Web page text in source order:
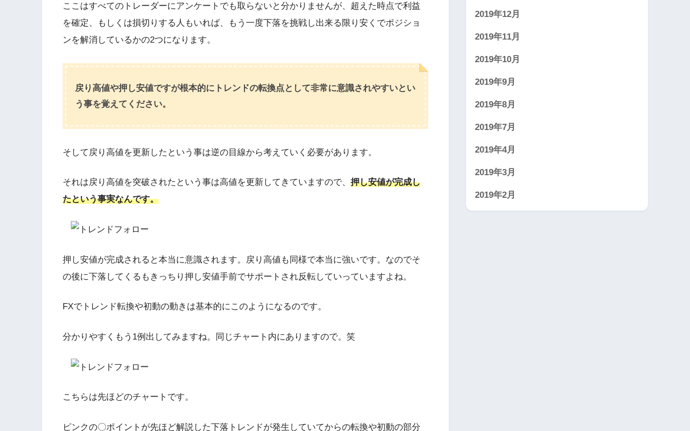
ここはすべてのトレーダーにアンケートでも取らないと分かりませんが、超えた時点で利益
を確定、もしくは損切りする人もいれば、もう一度下落を挑戦し出来る限り安くでポジショ
ンを解消しているかの2つになります。
戻り高値や押し安値ですが根本的にトレンドの転換点として非常に意識されやすいとい
う事を覚えてください。
そして戻り高値を更新したという事は逆の目線から考えていく必要があります。
それは戻り高値を突破されたという事は高値を更新してきていますので、 押し安値が完成し
たという事実なんです。
押し安値が完成されると本当に意識されます。戻り高値も同様で本当に強いです。なのでそ
の後に下落してくるもきっちり押し安値手前でサポートされ反転していっていますよね。
FXでトレンド転換や初動の動きは基本的にこのようになるのです。
分かりやすくもう1例出してみますね。同じチャート内にありますので。笑
こちらは先ほどのチャートです。
ピンクの〇ポイントが先ほど解説した下落トレンドが発生していてからの転換や初動の部分
2019年12月
2019年11月
2019年10月
2019年9月
2019年8月
2019年7月
2019年4月
2019年3月
2019年2月